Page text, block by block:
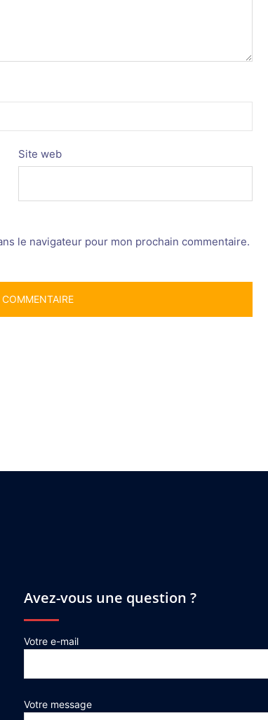
Site web
le navigateur pour mon prochain commentaire.
Avez-vous une question ?
Votre e-mail
Votre message